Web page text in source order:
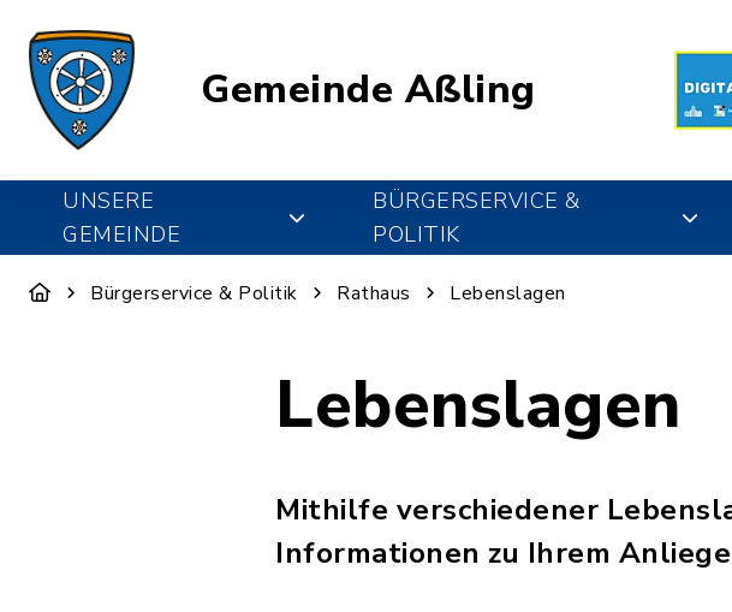
Gemeinde Aßling
UNSERE
GEMEINDE
BÜRGERSERVICE &
POLITIK
Bürgerservice & Politik Rathaus Lebenslagen
Lebenslagen
Mithilfe verschiedener
Informationen zu Ihrem